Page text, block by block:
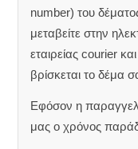
number) του
μεταβείτε στην
εταιρείας courier
βρίσκεται το δέμα
Εφόσον η
μας ο χρόνος